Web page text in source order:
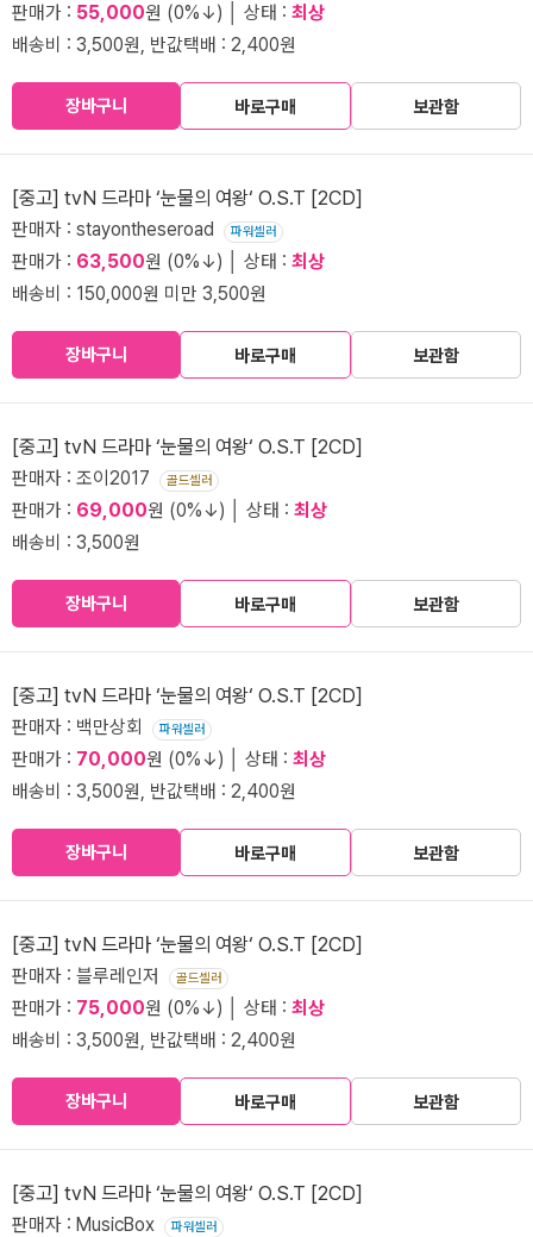
판매가 : 55,000원 (0%↓) │ 상태 : 최상
배송비 : 3,500원, 반값택배 : 2,400원
장바구니 바로구매 보관함
[중고] tvN 드라마 ‘눈물의 여왕‘ O.S.T [2CD]
판매자 : stayontheseroad 파워셀러
판매가 : 63,500원 (0%↓) │ 상태 : 최상
배송비 : 150,000원 미만 3,500원
장바구니 바로구매 보관함
[중고] tvN 드라마 ‘눈물의 여왕‘ O.S.T [2CD]
판매자 : 조이2017 골드셀러
판매가 : 69,000원 (0%↓) │ 상태 : 최상
배송비 : 3,500원
장바구니 바로구매 보관함
[중고] tvN 드라마 ‘눈물의 여왕‘ O.S.T [2CD]
판매자 : 백만상회 파워셀러
판매가 : 70,000원 (0%↓) │ 상태 : 최상
배송비 : 3,500원, 반값택배 : 2,400원
장바구니 바로구매 보관함
[중고] tvN 드라마 ‘눈물의 여왕‘ O.S.T [2CD]
판매자 : 블루레인저 골드셀러
판매가 : 75,000원 (0%↓) │ 상태 : 최상
배송비 : 3,500원, 반값택배 : 2,400원
장바구니 바로구매 보관함
[중고] tvN 드라마 ‘눈물의 여왕‘ O.S.T [2CD]
판매자 : MusicBox 파워셀러